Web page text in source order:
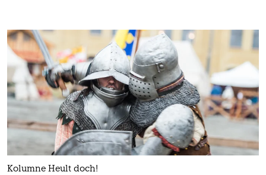
Kolumne Heult doch!